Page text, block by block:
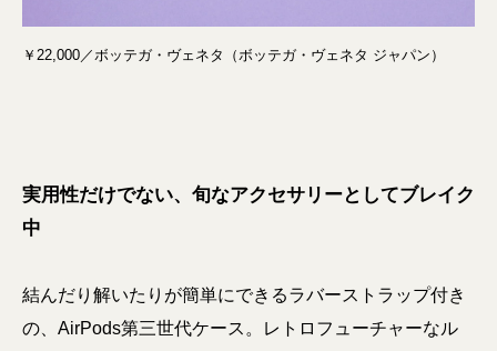
￥22,000／ボッテガ・ヴェネタ（ボッテガ・ヴェネタ ジャパン）
実用性だけでない、旬なアクセサリーとしてブレイク
中
結んだり解いたりが簡単にできるラバーストラップ付き
の、AirPods第三世代ケース。レトロフューチャーなル